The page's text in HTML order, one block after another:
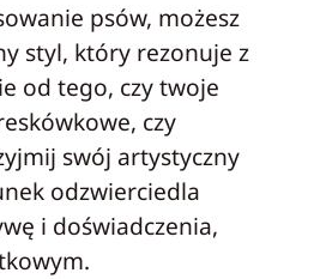
psów, możesz
styl, który rezonuje z
od tego, czy twoje
czy
swój artystyczny
odzwierciedla
i doświadczenia,